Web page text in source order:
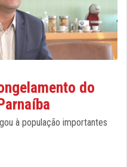
do
à população importantes